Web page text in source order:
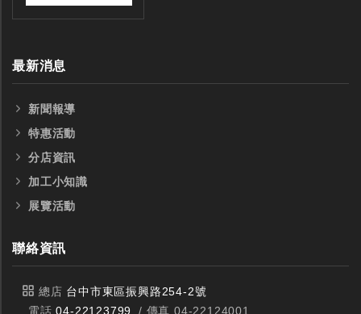
最新消息
新聞報導
特惠活動
分店資訊
加工小知識
展覽活動
聯絡資訊
總店 台中市東區振興路254-2號
電話04-22123799 / 傳真 04-22124001